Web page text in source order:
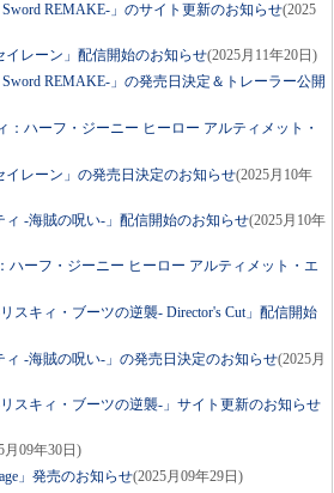
REMAKE-」のサイト更新のお知らせ(2025
レーン」配信開始のお知らせ(2025月11年20日)
REMAKE-」の発売日決定＆トレーラー公開
ハーフ・ジーニー ヒーロー アルティメット・
レーン」の発売日決定のお知らせ(2025月10年
-海賊の呪い-」配信開始のお知らせ(2025月10年
ハーフ・ジーニー ヒーロー アルティメット・エ
スキィ・ブーツの逆襲- Director's Cut」配信開始
-海賊の呪い-」の発売日決定のお知らせ(2025月
スキィ・ブーツの逆襲-」サイト更新のお知らせ
月09年30日)
」発売のお知らせ(2025月09年29日)